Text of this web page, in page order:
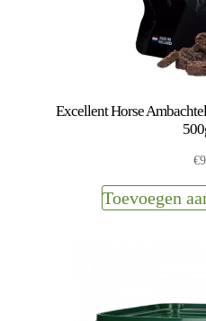
Excellent Horse
€
Toevoegen